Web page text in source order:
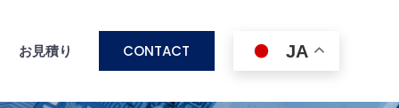
お見積り CONTACT JA